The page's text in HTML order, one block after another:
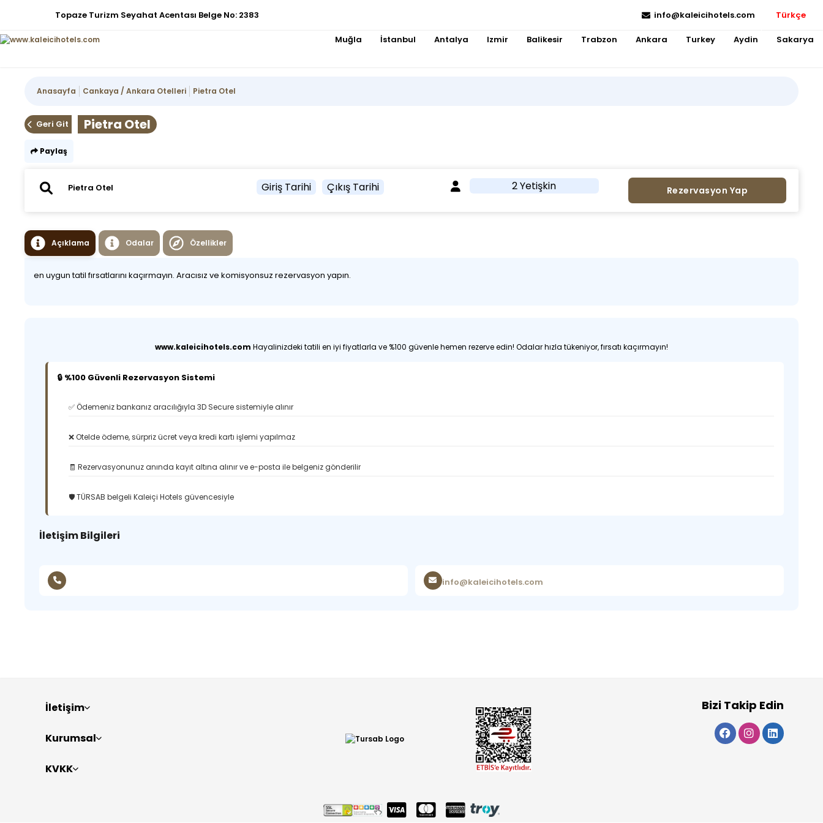
Topaze Turizm Seyahat Acentası Belge No: 2383 info@kaleicihotels.com Türkçe
Muğla İstanbul Antalya Izmir Balikesir Trabzon Ankara Turkey Aydin Sakarya
Anasayfa Cankaya / Ankara Otelleri Pietra Otel
Geri Git Pietra Otel
Paylaş
Giriş Tarihi Çıkış Tarihi 2 Yetişkin Rezervasyon Yap
Açıklama Odalar Özellikler
en uygun tatil fırsatlarını kaçırmayın. Aracısız ve komisyonsuz rezervasyon yapın.
www.kaleicihotels.com Hayalinizdeki tatili en iyi fiyatlarla ve %100 güvenle hemen rezerve edin! Odalar hızla tükeniyor, fırsatı kaçırmayın!
🔒 %100 Güvenli Rezervasyon Sistemi
✅ Ödemeniz bankanız aracılığıyla 3D Secure sistemiyle alınır
❌ Otelde ödeme, sürpriz ücret veya kredi kartı işlemi yapılmaz
🧾 Rezervasyonunuz anında kayıt altına alınır ve e-posta ile belgeniz gönderilir
🛡️ TÜRSAB belgeli Kaleiçi Hotels güvencesiyle
İletişim Bilgileri
info@kaleicihotels.com
İletişim
Kurumsal
KVKK
Bizi Takip Edin